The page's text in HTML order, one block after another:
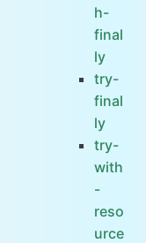
h-
final
ly
try-
final
ly
try-
with
-
reso
urce